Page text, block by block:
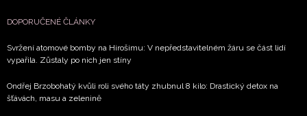
DOPORUČENÉ ČLÁNKY
Svržení atomové bomby na Hirošimu: V nepředstavitelném žáru se část lidí
vypařila. Zůstaly po nich jen stíny
Ondřej Brzobohatý kvůli roli svého táty zhubnul 8 kilo: Drastický detox na
šťávách, masu a zelenině